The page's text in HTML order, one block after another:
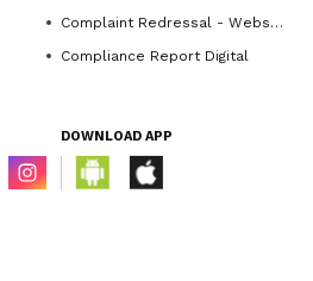
Complaint Redressal - Website
Compliance Report Digital
DOWNLOAD APP